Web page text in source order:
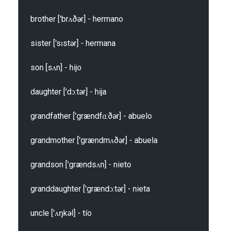
brother ['brʌðər] - hermano
sister ['sɪstər] - hermana
son [sʌn] - hijo
daughter ['dɔ:tər] - hija
grandfather ['grændfɑ:ðər] - abuelo
grandmother ['grændmʌðər] - abuela
grandson ['grændsʌn] - nieto
granddaughter ['grændɔ:tər] - nieta
uncle ['ʌŋkəl] - tío